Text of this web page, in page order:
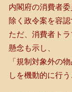
内閣府の消費者
除く政令案を容認
ただ、消費者ト
懸念も示し、
「規制対象外の
しを機動的に行